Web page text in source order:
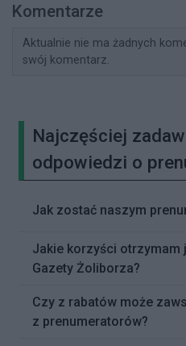
Komentarze
Aktualnie nie ma żadnych
swój komentarz.
Najczęściej
odpowiedzi o
Jak zostać naszym
Jakie korzyści otrzymam
Gazety Żoliborza?
Czy z rabatów może
z prenumeratorów?